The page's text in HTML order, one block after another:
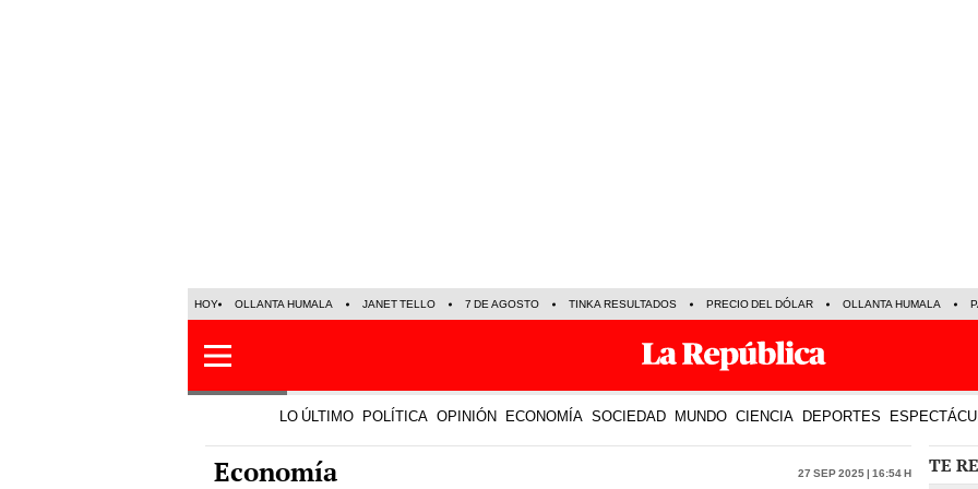
HOY OLLANTA HUMALA JANET TELLO 7 DE AGOSTO TINKA RESULTADOS PRECIO DEL DÓLAR OLLANTA HUMALA
Economía TE